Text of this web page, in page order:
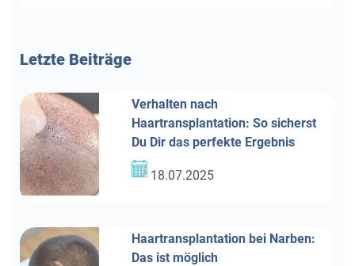
Letzte Beiträge
Verhalten nach
Haartransplantation: So sicherst
Du Dir das perfekte Ergebnis
18.07.2025
Haartransplantation bei Narben:
Das ist möglich